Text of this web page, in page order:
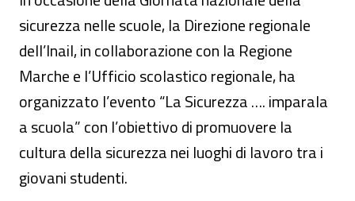
sicurezza nelle scuole, la Direzione regionale
dell’Inail, in collaborazione con la Regione
Marche e l’Ufficio scolastico regionale, ha
organizzato l’evento “La Sicurezza …. imparala
a scuola” con l’obiettivo di promuovere la
cultura della sicurezza nei luoghi di lavoro tra i
giovani studenti.